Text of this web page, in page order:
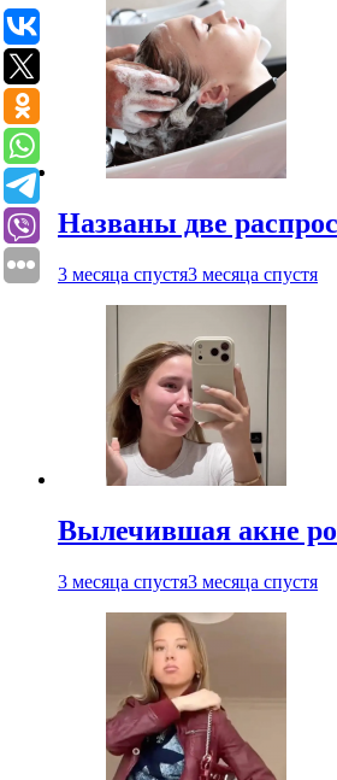
Названы две
3 месяца спустя3 месяца спустя
Вылечившая акне
3 месяца спустя3 месяца спустя